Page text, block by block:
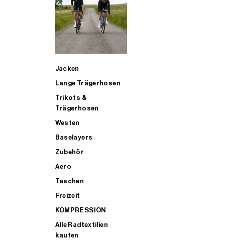
Jacken
Lange Trägerhosen
Trikots &
Trägerhosen
Westen
Baselayers
Zubehör
Aero
Taschen
Freizeit
KOMPRESSION
Alle Radtextilien
kaufen
ALLE TRIATHLONARTIKEL FÜR MÄNNER KAUFEN